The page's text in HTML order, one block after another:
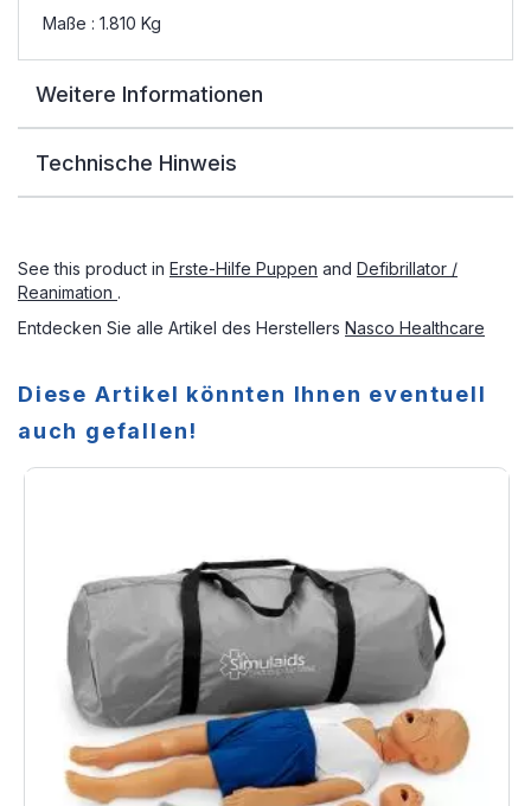
Maße : 1.810 Kg
Weitere Informationen
Technische Hinweis
See this product in Erste-Hilfe Puppen and Defibrillator /
Reanimation .
Entdecken Sie alle Artikel des Herstellers Nasco Healthcare
Diese Artikel könnten Ihnen eventuell
auch gefallen!